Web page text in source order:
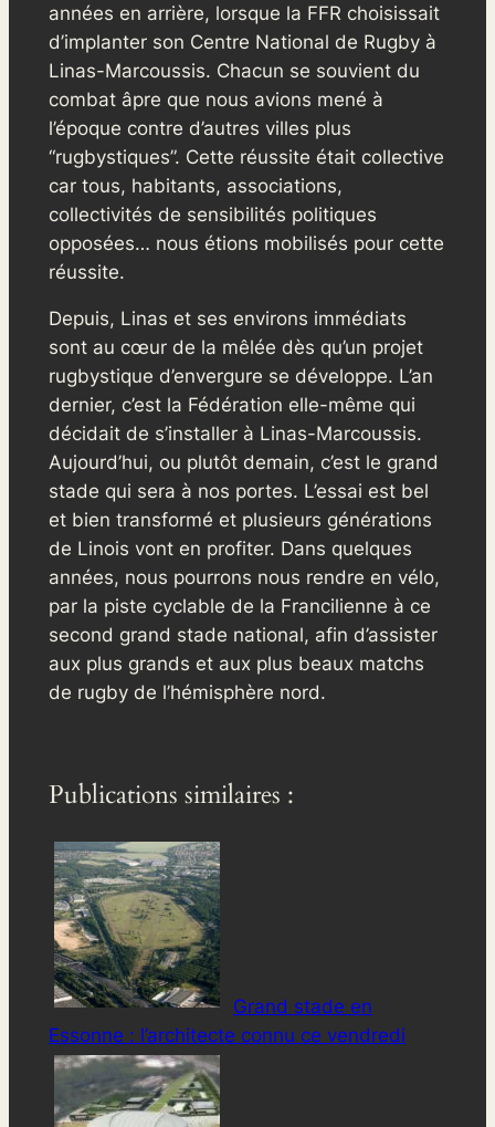
années en arrière, lorsque la FFR choisissait
d’implanter son Centre National de Rugby à
Linas-Marcoussis. Chacun se souvient du
combat âpre que nous avions mené à
l’époque contre d’autres villes plus
“rugbystiques”. Cette réussite était collective
car tous, habitants, associations,
collectivités de sensibilités politiques
opposées… nous étions mobilisés pour cette
réussite.
Depuis, Linas et ses environs immédiats
sont au cœur de la mêlée dès qu’un projet
rugbystique d’envergure se développe. L’an
dernier, c’est la Fédération elle-même qui
décidait de s’installer à Linas-Marcoussis.
Aujourd’hui, ou plutôt demain, c’est le grand
stade qui sera à nos portes. L’essai est bel
et bien transformé et plusieurs générations
de Linois vont en profiter. Dans quelques
années, nous pourrons nous rendre en vélo,
par la piste cyclable de la Francilienne à ce
second grand stade national, afin d’assister
aux plus grands et aux plus beaux matchs
de rugby de l’hémisphère nord.
Publications similaires :
Grand stade en
Essonne : l’architecte connu ce vendredi